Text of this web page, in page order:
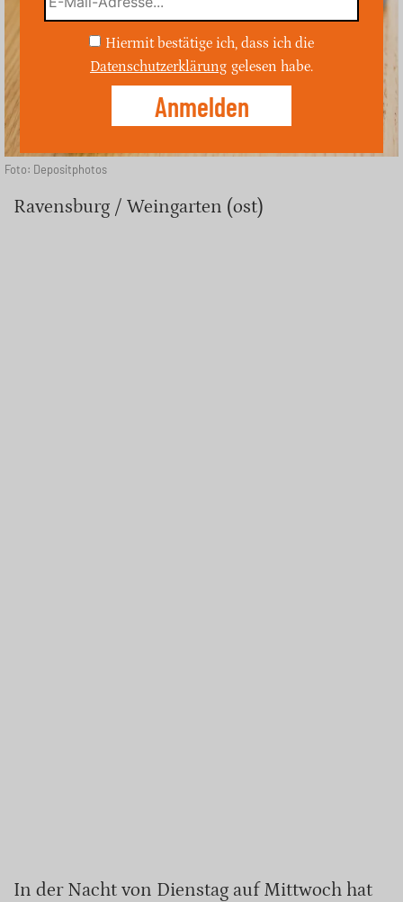
Foto: Depositphotos
Ravensburg / Weingarten (ost)
In der Nacht von Dienstag auf Mittwoch hat
Hiermit bestätige ich, dass ich die
Datenschutzerklärung gelesen habe.